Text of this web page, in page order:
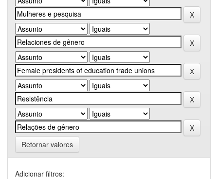
Retornar valores
Adicionar filtros: